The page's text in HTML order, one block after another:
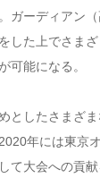
ガーディアン
した上でさま
可能になる。
としたさまざ
年には東京
て大会への貢